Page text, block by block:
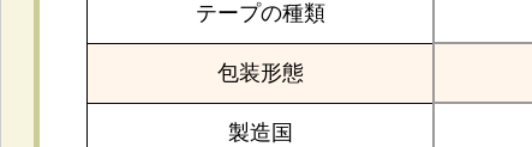
テープの種類
包装形態
製造国